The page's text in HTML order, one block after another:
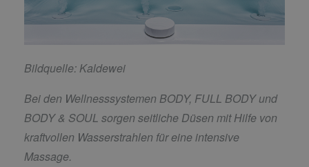
Bildquelle: Kaldewei
Bei den Wellnesssystemen BODY, FULL BODY und
BODY & SOUL sorgen seitliche Düsen mit Hilfe von
kraftvollen Wasserstrahlen für eine intensive
Massage.